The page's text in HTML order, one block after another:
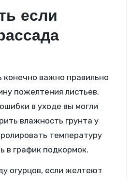
если
конечно важно правильно
пожелтения листьев.
в уходе вы могли
влажность грунта у
температуру
в график подкормок.
огурцов, если желтеют